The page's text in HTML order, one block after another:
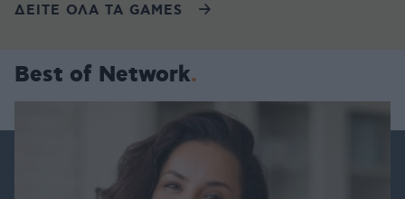
ΔΕΙΤΕ ΟΛΑ ΤΑ GAMES
Best of Network